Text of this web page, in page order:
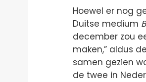
Hoewel er nog
Duitse medium
december zou
maken,” aldus
samen gezien
de twee in